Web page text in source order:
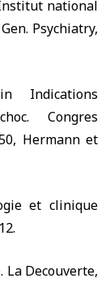
national
Psychiatry,
Indications
Congres
Hermann et
et clinique
Decouverte,